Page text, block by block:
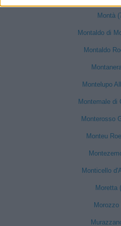
Montà
Montaldo di
Montaldo
Montelupo
Montemale di
Monterosso
Monteu
Monticello
Moretta
Morozzo